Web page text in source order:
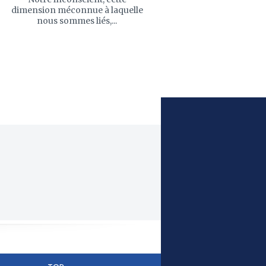
dimension méconnue à laquelle
nous sommes liés,...